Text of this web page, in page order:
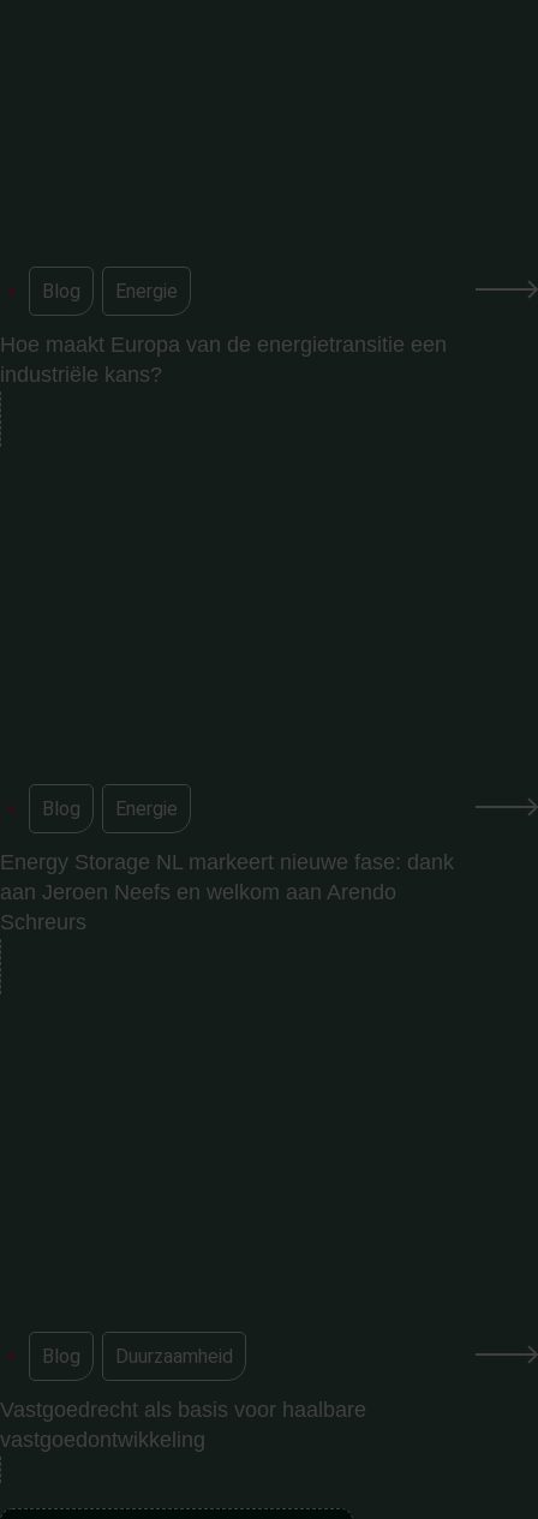
Blog Energie
Hoe maakt Europa van de energietransitie een
industriële kans?
Blog Energie
Energy Storage NL markeert nieuwe fase: dank
aan Jeroen Neefs en welkom aan Arendo
Schreurs
Blog Duurzaamheid
Vastgoedrecht als basis voor haalbare
vastgoedontwikkeling